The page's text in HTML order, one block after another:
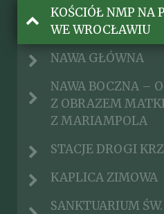
KOŚCIÓŁ NMP NA
WE WROCŁAWIU
NAWA GŁÓWNA
NAWA BOCZNA –
Z OBRAZEM
Z MARIAMPOLA
STACJE DROGI
KAPLICA ZIMOWA
SANKTUARIUM